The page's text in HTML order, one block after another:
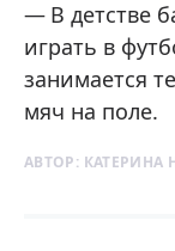
В детстве
играть в
занимается
мяч на поле.
АВТОР: КАТЕРИНА